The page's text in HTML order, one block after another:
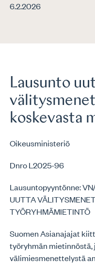
6.2.2026
Lausunto
koskevasta
Oikeusministeriö
Dnro L2025-96
Lausuntopyyntönne:
UUTTA
TYÖRYHMÄMIETINTÖ
Suomen Asianajajat
työryhmän mietinnöstä,
välimiesmenettelystä